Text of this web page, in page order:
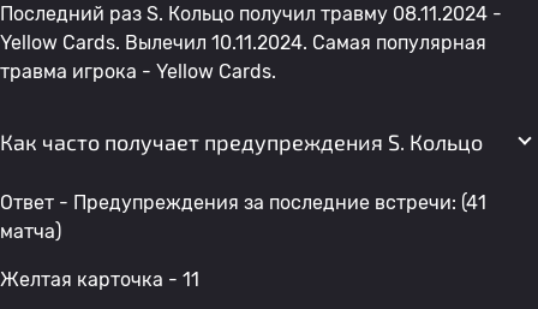
Последний раз S. Кольцо получил травму 08.11.2024 -
Yellow Cards. Вылечил 10.11.2024. Самая популярная
травма игрока - Yellow Cards.
Как часто получает предупреждения S. Кольцо
Ответ - Предупреждения за последние встречи: (41
матча)
Желтая карточка - 11